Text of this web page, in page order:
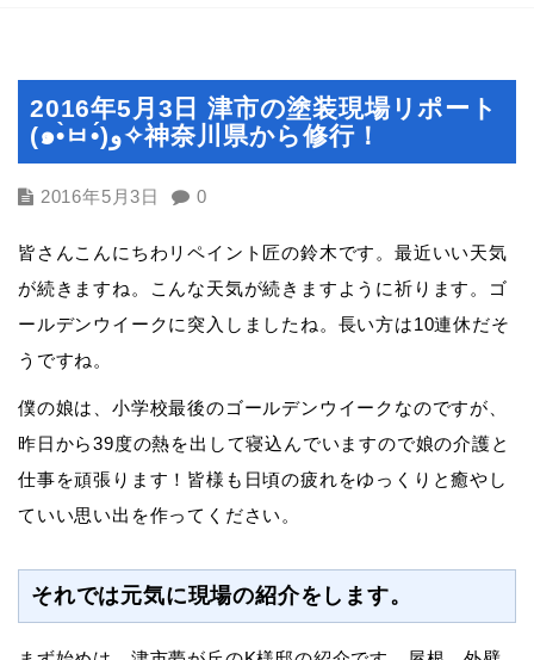
2016年5月3日 津市の塗装現場リポート
(๑•̀ㅂ•́)و✧神奈川県から修行！
2016年5月3日 0
皆さんこんにちわリペイント匠の鈴木です。最近いい天気
が続きますね。こんな天気が続きますように祈ります。
ゴ
ールデンウイークに突入しましたね。長い方は10連休だそ
うですね。
僕の娘は、小学校最後のゴールデンウイークなのですが、
昨日から39度の熱を出して寝込んでいますので娘の介護と
仕事を頑張ります！ 皆様も日頃の疲れをゆっくりと癒やし
ていい思い出を作ってください。
それでは元気に現場の紹介をします。